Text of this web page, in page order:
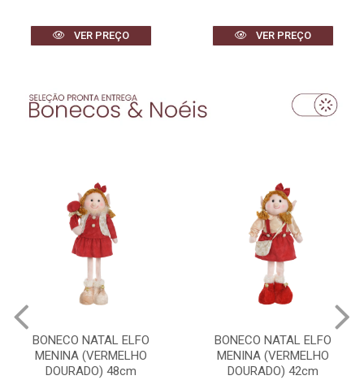
VER PREÇO VER PREÇO
BONECO NATAL ELFO
MENINA (VERMELHO
DOURADO) 48cm
BONECO NATAL ELFO
MENINA (VERMELHO
DOURADO) 42cm